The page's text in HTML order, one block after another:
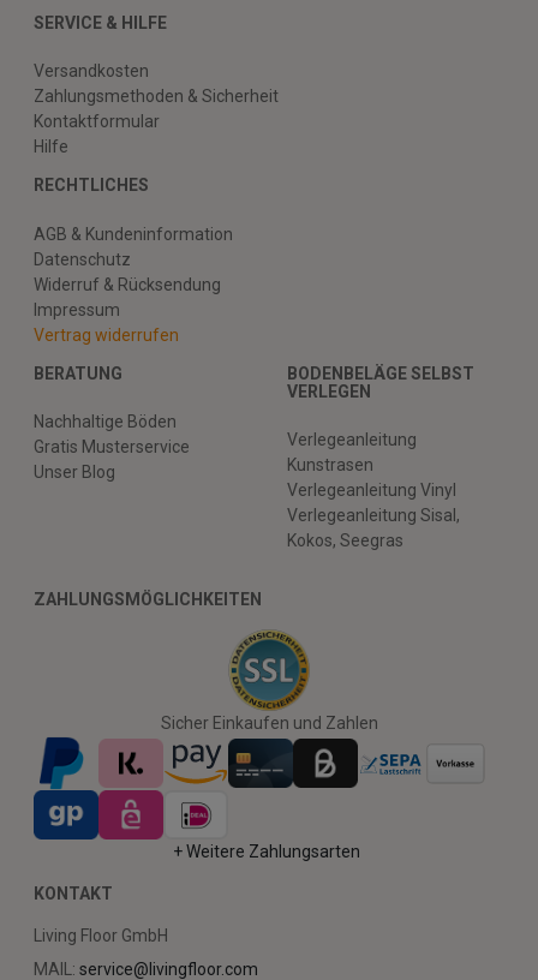
SERVICE & HILFE
Versandkosten
Zahlungsmethoden & Sicherheit
Kontaktformular
Hilfe
RECHTLICHES
AGB & Kundeninformation
Datenschutz
Widerruf & Rücksendung
Impressum
Vertrag widerrufen
BERATUNG
Nachhaltige Böden
Gratis Musterservice
Unser Blog
BODENBELÄGE SELBST
VERLEGEN
Verlegeanleitung
Kunstrasen
Verlegeanleitung Vinyl
Verlegeanleitung Sisal,
Kokos, Seegras
ZAHLUNGSMÖGLICHKEITEN
Sicher Einkaufen und Zahlen
+ Weitere Zahlungsarten
KONTAKT
Living Floor GmbH
MAIL: service@livingfloor.com